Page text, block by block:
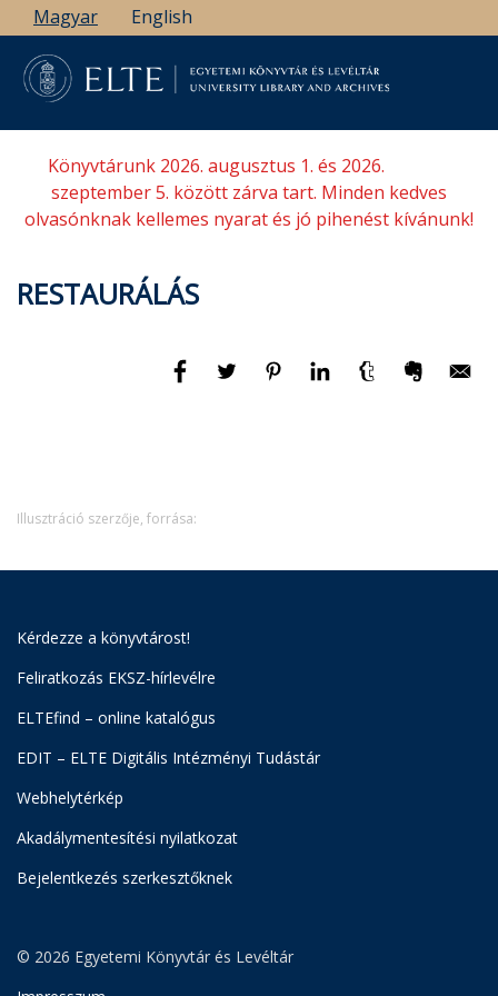
Ugrás
a
tartalomra
Magyar English
Könyvtárunk 2026. augusztus 1. és 2026.
szeptember 5. között zárva tart. Minden kedves
olvasónknak kellemes nyarat és jó pihenést kívánunk!
RESTAURÁLÁS
Illusztráció szerzője, forrása:
Kérdezze a könyvtárost!
Feliratkozás EKSZ-hírlevélre
ELTEfind – online katalógus
EDIT – ELTE Digitális Intézményi Tudástár
Webhelytérkép
Akadálymentesítési nyilatkozat
Bejelentkezés szerkesztőknek
© 2026 Egyetemi Könyvtár és Levéltár